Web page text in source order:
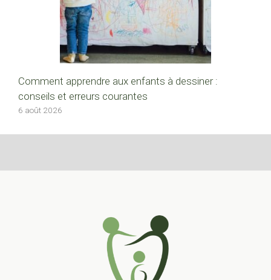
Comment apprendre aux enfants à dessiner :
conseils et erreurs courantes
6 août 2026